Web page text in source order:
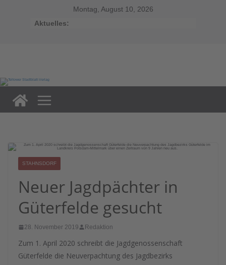
Montag, August 10, 2026
Aktuelles:
STAHNSDORF
Neuer Jagdpächter in
Güterfelde gesucht
28. November 2019 Redaktion
Zum 1. April 2020 schreibt die Jagdgenossenschaft
Güterfelde die Neuverpachtung des Jagdbezirks